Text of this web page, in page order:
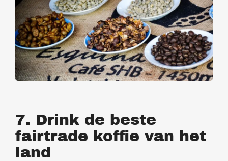
7. Drink de beste
fairtrade koffie van het
land